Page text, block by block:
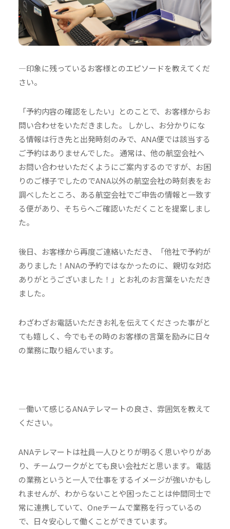
—印象に残っているお客様とのエピソードを教えてくだ
さい。
「予約内容の確認をしたい」とのことで、お客様からお
問い合わせをいただきました。 しかし、お分かりにな
る情報は行き先と出発時刻のみで、ANA便では該当する
ご予約はありませんでした。 通常は、他の航空会社へ
お問い合わせいただくようにご案内するのですが、お困
りのご様子でしたのでANA以外の航空会社の時刻表をお
調べしたところ、ある航空会社でご申告の情報と一致す
る便があり、そちらへご確認いただくことを提案しまし
た。
後日、お客様から再度ご連絡いただき、「他社で予約が
ありました！ANAの予約ではなかったのに、親切な対応
ありがとうございました！」とお礼のお言葉をいただき
ました。
わざわざお電話いただきお礼を伝えてくださった事がと
ても嬉しく、今でもその時のお客様の言葉を励みに日々
の業務に取り組んでいます。
—働いて感じるANAテレマートの良さ、雰囲気を教えて
ください。
ANAテレマートは社員一人ひとりが明るく思いやりがあ
り、チームワークがとても良い会社だと思います。 電話
の業務というと一人で仕事をするイメージが強いかもし
れませんが、わからないことや困ったことは仲間同士で
常に連携していて、Oneチームで業務を行っているの
で、日々安心して働くことができています。